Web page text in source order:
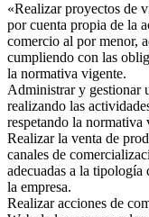
«Realizar proyectos de
por cuenta propia de la
comercio al por menor,
cumpliendo con las
la normativa vigente.
Administrar y gestionar
realizando las
respetando la normativa
Realizar la venta de
canales de
adecuadas a la
la empresa.
Realizar acciones de